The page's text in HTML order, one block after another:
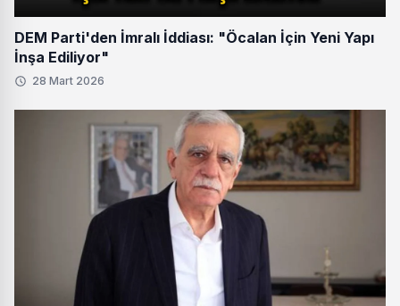
DEM Parti'den İmralı İddiası: "Öcalan İçin Yeni Yapı
İnşa Ediliyor"
28 Mart 2026